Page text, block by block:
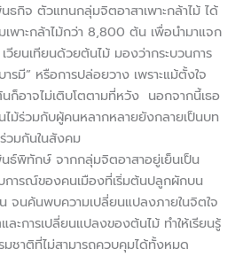
ธกิจ ตัวแทนกลุ่มจิตอาสาเพาะกล้าไม้ ได้
เพาะกล้าไม้กว่า 8,800 ต้น เพื่อนำมาแจก
วียนเทียนด้วยต้นไม้ มองว่ากระบวนการ
ารมี” หรือการปล่อยวาง เพราะแม้ตั้งใจ
อาจไม่เติบโตตามที่หวัง นอกจากนี้เธอ
ม้ร่วมกับผู้คนหลากหลายยังกลายเป็นบท
วมกันในสังคม
ทักษ์ จากกลุ่มจิตอาสาอยู่เย็นเป็น
การณ์ของคนเมืองที่เริ่มต้นปลูกผักบน
น จนค้นพบความเปลี่ยนแปลงภายในจิตใจ
ละการเปลี่ยนแปลงของต้นไม้ ทำให้เรียนรู้
มชาติที่ไม่สามารถควบคุมได้ทั้งหมด